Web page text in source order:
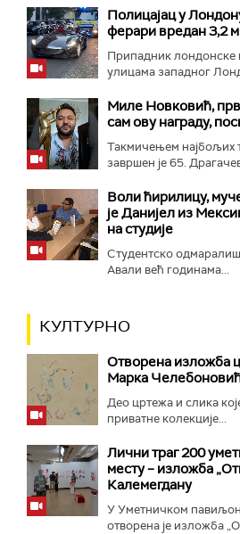
Полицајац у
ферари вредан 3,2
Припадник лондонске
улицама западног
Миле Новковић,
сам ову награду,
Такмичењем најбољих
завршен је 65.
Воли ћирилицу,
је Данијел из
на студије
Студентско
Авали већ годинама...
КУЛТУРНО
Отворена изложба
Марка
Део цртежа и слика
приватне колекције...
Лични траг 200
месту – изложба
Калемегдану
У Уметничком
отворена је изложба